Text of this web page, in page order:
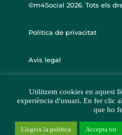
©m4Social 2026. Tots els
Politica de privacitat
Avis legal
Utilitzem cookies en aquest
experiència d'usuari. En fer clic
que ho
Llegeix la política Accepta tot